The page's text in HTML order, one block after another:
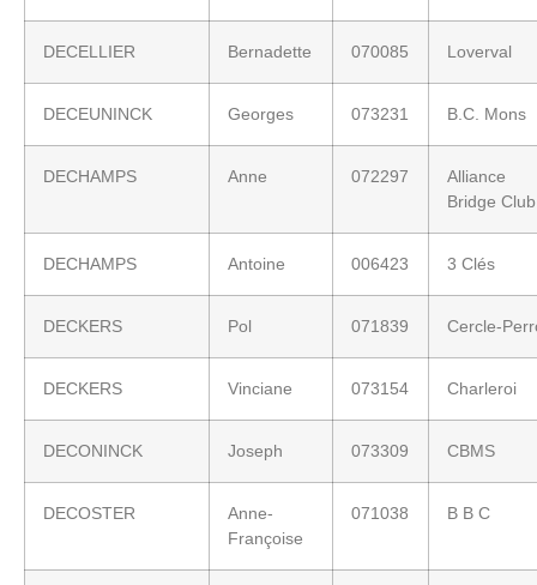
DECELLIER Bernadette 070085 Loverval
DECEUNINCK Georges 073231 B.C. Mons
DECHAMPS Anne 072297
Alliance
Bridge Club
DECHAMPS Antoine 006423 3 Clés
DECKERS Pol 071839 Cercle-
DECKERS Vinciane 073154 Charleroi
DECONINCK Joseph 073309 CBMS
DECOSTER
Anne-
Françoise
071038 B B C